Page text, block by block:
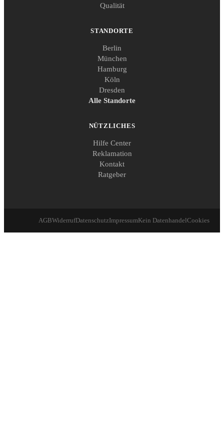
Qualität
STANDORTE
Berlin
München
Hamburg
Köln
Dresden
Alle Standorte
NÜTZLICHES
Hilfe Center
Reklamation
Kontakt
Ratgeber
AGBWiderrufDatenschutzImpressumKein DatenhandelCookies